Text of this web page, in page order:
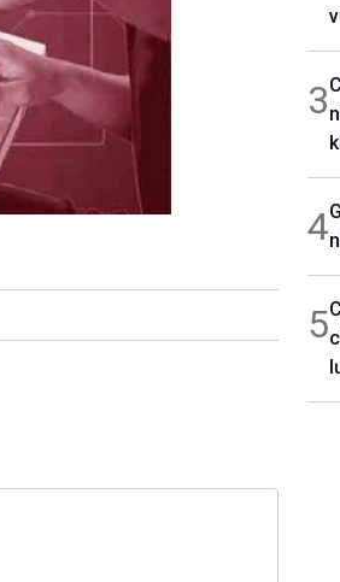
3
4
5